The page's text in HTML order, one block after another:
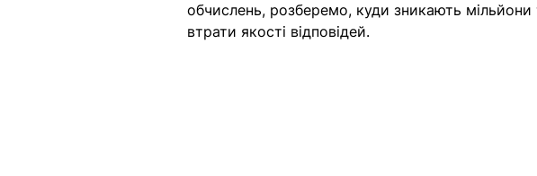
обчислень, розберемо, куди зникають мільйони
втрати якості відповідей.